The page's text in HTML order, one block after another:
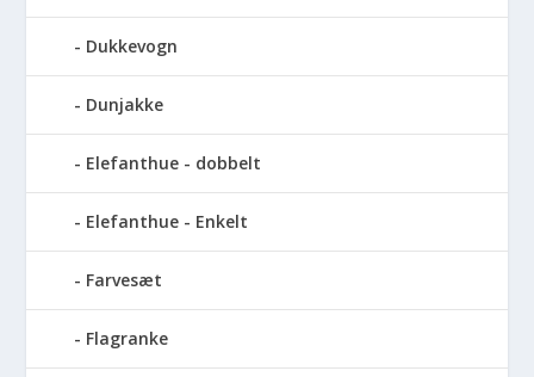
Dukkevogn
Dunjakke
Elefanthue - dobbelt
Elefanthue - Enkelt
Farvesæt
Flagranke